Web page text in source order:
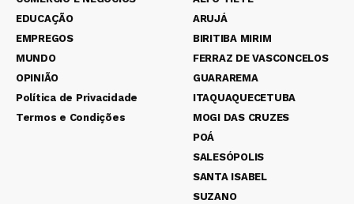
EDUCAÇÃO
EMPREGOS
MUNDO
OPINIÃO
Política de Privacidade
Termos e Condições
ARUJÁ
BIRITIBA MIRIM
FERRAZ DE VASCONCELOS
GUARAREMA
ITAQUAQUECETUBA
MOGI DAS CRUZES
POÁ
SALESÓPOLIS
SANTA ISABEL
SUZANO